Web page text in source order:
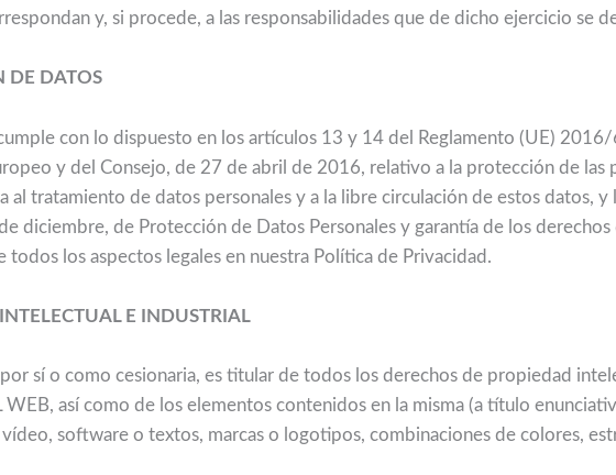
y, si procede, a las responsabilidades que de dicho ejercicio se
DE DATOS
con lo dispuesto en los artículos 13 y 14 del Reglamento (UE) 2016/
y del Consejo, de 27 de abril de 2016, relativo a la protección de las
al tratamiento de datos personales y a la libre circulación de estos datos, y
diciembre, de Protección de Datos Personales y garantía de los derechos
todos los aspectos legales en nuestra Política de Privacidad.
E INDUSTRIAL
sí o como cesionaria, es titular de todos los derechos de propiedad
WEB, así como de los elementos contenidos en la misma (a título
software o textos, marcas o logotipos, combinaciones de colores,